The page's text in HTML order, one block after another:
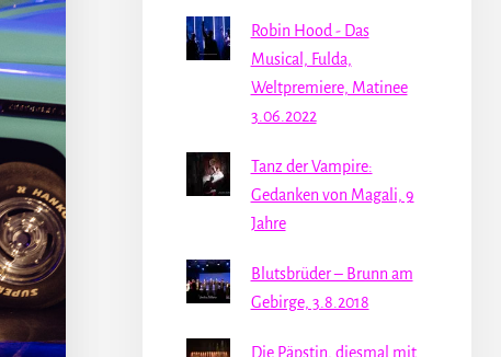
Robin Hood - Das
Musical, Fulda,
Weltpremiere, Matinee
3.06.2022
Tanz der Vampire:
Gedanken von Magali, 9
Jahre
Blutsbrüder – Brunn am
Gebirge, 3.8.2018
Die Päpstin, diesmal mit